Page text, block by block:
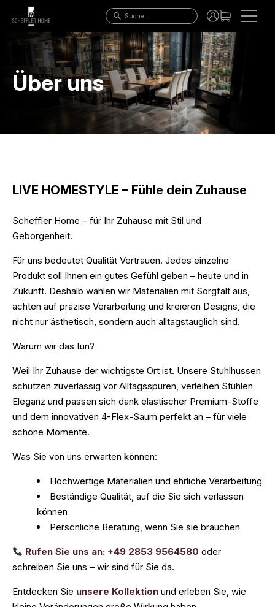
STARSEITE
ALLE ARTIKEL
STUHLHUSSEN
GASTRO HUSSEN
Über uns
LIVE HOMESTYLE – Fühle dein Zuhause
Scheffler Home – für Ihr Zuhause mit Stil und
Geborgenheit.
Für uns bedeutet Qualität Vertrauen. Jedes einzelne
Produkt soll Ihnen ein gutes Gefühl geben – heute und in
Zukunft. Deshalb wählen wir Materialien mit Sorgfalt aus,
achten auf präzise Verarbeitung und kreieren Designs, die
nicht nur ästhetisch, sondern auch alltagstauglich sind.
Warum wir das tun?
Weil Ihr Zuhause der wichtigste Ort ist. Unsere Stuhlhussen
schützen zuverlässig vor Alltagsspuren, verleihen Stühlen
Eleganz und passen sich dank elastischer Premium-Stoffe
und dem innovativen 4-Flex-Saum perfekt an – für viele
schöne Momente.
Was Sie von uns erwarten können:
Hochwertige Materialien und ehrliche Verarbeitung
Beständige Qualität, auf die Sie sich verlassen
können
Persönliche Beratung, wenn Sie sie brauchen
Rufen Sie uns an: +49 2853 9564580 oder
schreiben Sie uns – wir sind für Sie da.
Entdecken Sie unsere Kollektion und erleben Sie, wie